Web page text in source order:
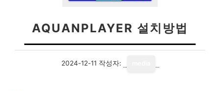
AQUANPLAYER 설치방법
2024-12-11 작성자: